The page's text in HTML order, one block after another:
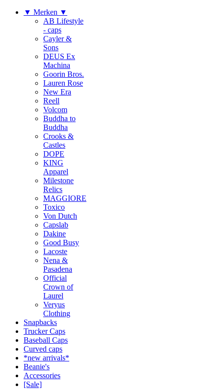
▼ Merken ▼
AB Lifestyle
- caps
Cayler &
Sons
DEUS Ex
Machina
Goorin Bros.
Lauren Rose
New Era
Reell
Volcom
Buddha to
Buddha
Crooks &
Castles
DOPE
KING
Apparel
Milestone
Relics
MAGGIORE
Toxico
Von Dutch
Capslab
Dakine
Good Busy
Lacoste
Nena &
Pasadena
Official
Crown of
Laurel
Veryus
Clothing
Snapbacks
Trucker Caps
Baseball Caps
Curved caps
*new arrivals*
Beanie's
Accessories
[Sale]